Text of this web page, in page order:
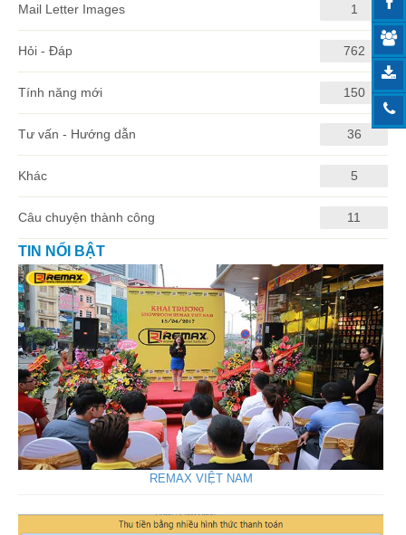
Mail Letter Images 1
Hỏi - Đáp 762
Tính năng mới 150
Tư vấn - Hướng dẫn 36
Khác 5
Câu chuyện thành công 11
TIN NỔI BẬT
REMAX VIỆT NAM